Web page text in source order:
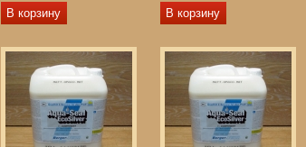
В корзину
В корзину